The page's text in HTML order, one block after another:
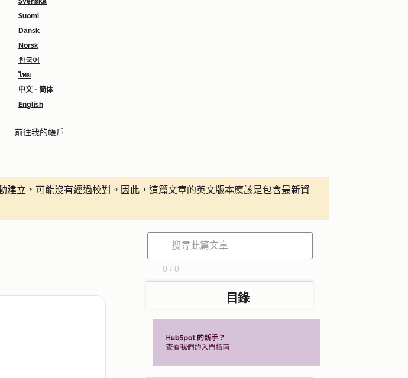
Suomi
Dansk
Norsk
한국어
ไทย
中文 - 简体
English
前往我的帳戶
建立，可能沒有經過校對。因此，這篇文章的英文版本應該是包含最新資
0 / 0
目錄